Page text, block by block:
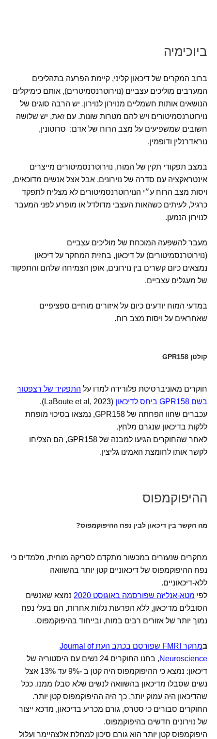
ביוכימיה
ברוב המקרים של דיכאון קליני, קיימת הפרעה בתהליכים
המערבים מוליכים עצביים (נוירוטרנסמיטרים), אותם כימיקלים
הנושאים אותות חשמליים מנוירון לנוירון. יש הרבה סוגים של
נוירוטרנסמיטורים ויש להם מטרות שונות. עם זאת, יש שלושה
חשובים שמשפיעים על מצב הרוח של אדם: סרוטונין,
נוראדרנלין ודופמין.
במצב תפקודי תקין של המוח, נוירוטרנסמיטורים מייצרים
אינטראקציה עם סדרה של נוירונים, אבל אצל אנשים מדוכאים,
ויסות מצב הרוח ע״י הנוירוטרנסמיטורים לא מצליח לתפקד
כרגיל, לעיתים כשהאות העצבי מדולדל או מופרע לפני המעבר
לנוירון הנמען.
מעבר להשפעה המוכחת של מוליכים עצביים
(נוירוטרנסמיטורים) על דיכאון, בחזית המחקר על דיכאון
נמצאים כיום קשרים בין נוירונים, אופן הצמיחה שלהם והתפקוד
של מעגלים עצביים.
במדעי המוח יודעים כיום על איזורים מוחיים ספציפיים
שאחראים על ויסות מצב רוח.
קולטן GPR158
חוקרים מאוניברסיטת פלורידה למדו על התפקיד של רצפטור
בשם GPR158 ביחס לדיכאון
(LaBoute et al, 2023).
עכברים שחוו הפחתה של GPR158, נמצאו בסיכוי מופחת
ללקות בדיכאון שנגרם מלחץ.
לאחר שהחוקרים הגיעו למבנה של GPR158, הם הצליחו
לקשר אותו לחומצת האמינו גליצין.
ההיפוקמפוס
מה הקשר בין דיכאון לבין נפח ההיפוקמפוס?
מחקרים שנעזרים במכשור מתקדם לסריקה מוחית, מלמדים כי
נפח ההיפוקמפוס של דיכאוניים קטן יותר בהשוואה
ללא-דיכאוניים.
לפי מטא-אנליזה שפורסמה באוגוסט 2020
נמצא שאנשים
הסובלים מדיכאון, ללא הפרעות נלוות אחרות, הם בעלי נפח
נמוך יותר של אזורים רבים במוח, ובייחוד בהיפוקמפוס.
ב
מחקר FMRI שפורסם בכתב העת Journal of
Neuroscience
, בחנו החוקרים 24 נשים עם היסטוריה של
דיכאון: נמצא כי ההיפוקמפוס היה קטן ב -9% עד 13% אצל
נשים שסבלו מדיכאון בהשוואה לנשים שלא סבלו ממנו. ככל
שהדיכאון היה עמוק יותר, כך היה ההיפוקמפוס קטן יותר.
החוקרים סבורים כי סטרס, גורם מכריע בדיכאון, מדכא ייצור
של נוירונים חדשים בהיפוקמפוס.
היפוקמפוס קטן יותר הוא גורם סיכון למחלת אלצהיימר ועלול